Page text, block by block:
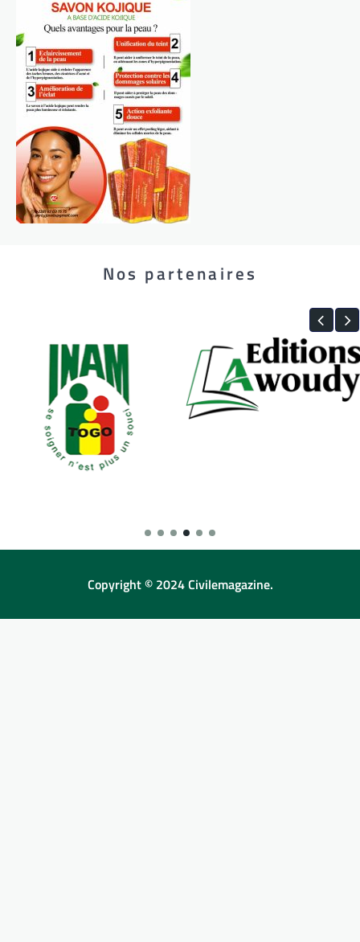
Nos partenaires
Copyright © 2024 Civilemagazine.